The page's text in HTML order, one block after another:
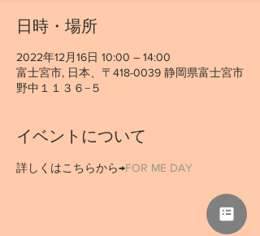
日時・場所
2022年12月16日 10:00 – 14:00
富士宮市, 日本、〒418-0039 静岡県富士宮市
野中１１３６−５
イベントについて
詳しくはこちらから→FOR ME DAY